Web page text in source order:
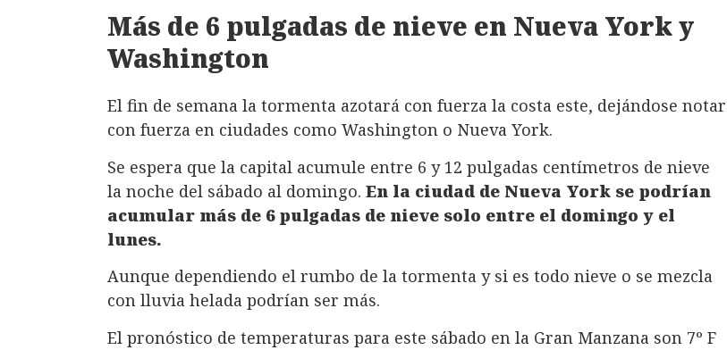
Más de 6 pulgadas de nieve en Nueva York y
Washington
El fin de semana la tormenta azotará con fuerza la costa este, dejándose notar
con fuerza en ciudades como Washington o Nueva York.
Se espera que la capital acumule entre 6 y 12 pulgadas centímetros de nieve
la noche del sábado al domingo. En la ciudad de Nueva York se podrían
acumular más de 6 pulgadas de nieve solo entre el domingo y el
lunes.
Aunque dependiendo el rumbo de la tormenta y si es todo nieve o se mezcla
con lluvia helada podrían ser más.
El pronóstico de temperaturas para este sábado en la Gran Manzana son 7º F